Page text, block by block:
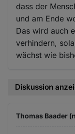
dass der
und am Ende
Das wird auch
verhindern,
wächst wie
Diskussion
Thomas Baader